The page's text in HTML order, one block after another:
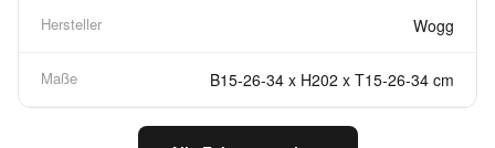
Hersteller Wogg
Maße B15-26-34 x H202 x T15-26-34 cm